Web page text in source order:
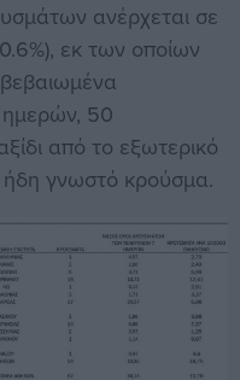
ανέρχεται σε
εκ των οποίων
50
από το εξωτερικό
ήδη γνωστό κρούσμα.